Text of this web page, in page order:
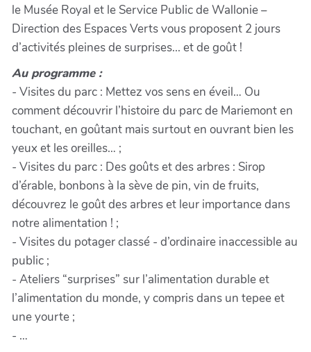
le Musée Royal et le Service Public de Wallonie –
Direction des Espaces Verts vous proposent 2 jours
d’activités pleines de surprises... et de goût !
Au programme :
- Visites du parc : Mettez vos sens en éveil… Ou
comment découvrir l’histoire du parc de Mariemont en
touchant, en goûtant mais surtout en ouvrant bien les
yeux et les oreilles… ;
- Visites du parc : Des goûts et des arbres : Sirop
d’érable, bonbons à la sève de pin, vin de fruits,
découvrez le goût des arbres et leur importance dans
notre alimentation ! ;
- Visites du potager classé - d’ordinaire inaccessible au
public ;
- Ateliers “surprises” sur l’alimentation durable et
l’alimentation du monde, y compris dans un tepee et
une yourte ;
- …